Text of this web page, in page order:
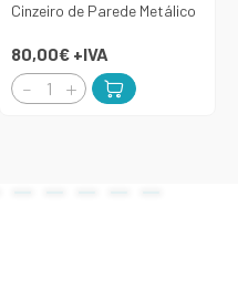
Cinzeiro de Parede Metálico
80,00€ +IVA